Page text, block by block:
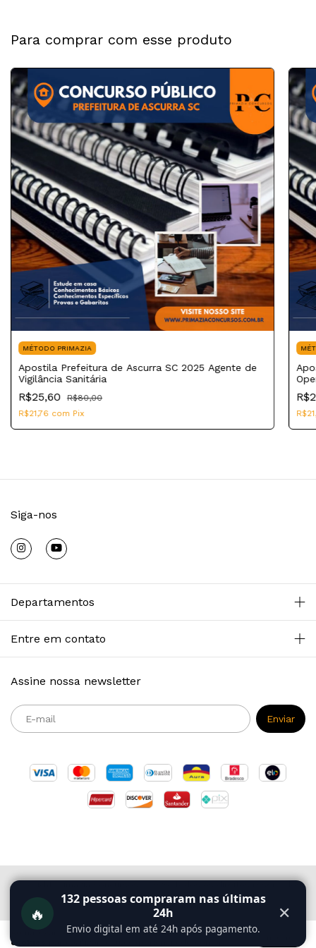
Ao navegar por este sitevocê aceita o uso de
cookies
Para comprar com esse produto
MÉTODO PRIMAZIA
Apostila Prefeitura de Ascurra SC 2025 Agente de
Vigilância Sanitária
R$25,60
R$80,00
R$21,76 com Pix
Siga-nos
Departamentos
Entre em contato
Assine nossa newsletter
🔥
132 pessoas compraram nas últimas
24h
Envio digital em até 24h após pagamento.
✕
Copyright Primazia Concursos - 2026. Todos os direitos reservados.